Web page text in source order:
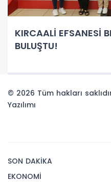
KIRCAALİ EFSANESİ
BULUŞTU!
© 2026 Tüm hakları
Yazılımı
SON DAKİKA
EKONOMİ